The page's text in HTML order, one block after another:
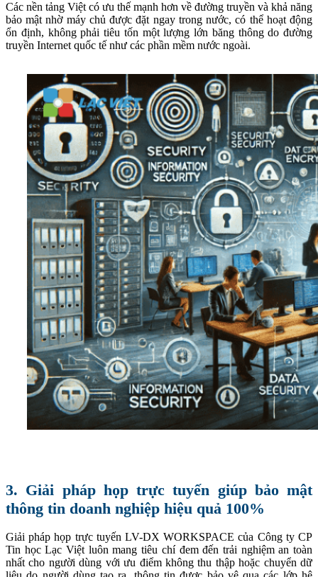
Các nền tảng Việt có ưu thế mạnh hơn về đường truyền và khả năng
bảo mật nhờ máy chủ được đặt ngay trong nước, có thể hoạt động
ổn định, không phải tiêu tốn một lượng lớn băng thông do đường
truyền Internet quốc tế như các phần mềm nước ngoài.
3. Giải pháp họp trực tuyến giúp bảo mật
thông tin doanh nghiệp hiệu quả 100%
Giải pháp họp trực tuyến LV-DX WORKSPACE của Công ty CP
Tin học Lạc Việt luôn mang tiêu chí đem đến trải nghiệm an toàn
nhất cho người dùng với ưu điểm không thu thập hoặc chuyển dữ